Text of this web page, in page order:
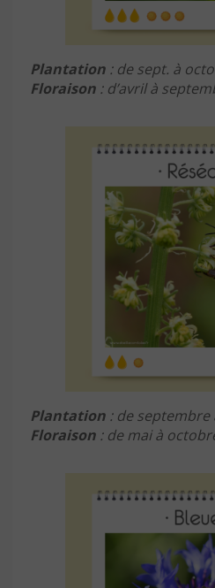
Plantation : de sept. à
Floraison : d’avril à
Plantation : de septembre
Floraison : de mai à